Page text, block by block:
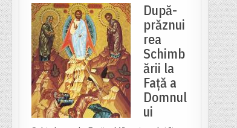
După-
prăznui
rea
Schimb
ării la
Față a
Domnul
ui